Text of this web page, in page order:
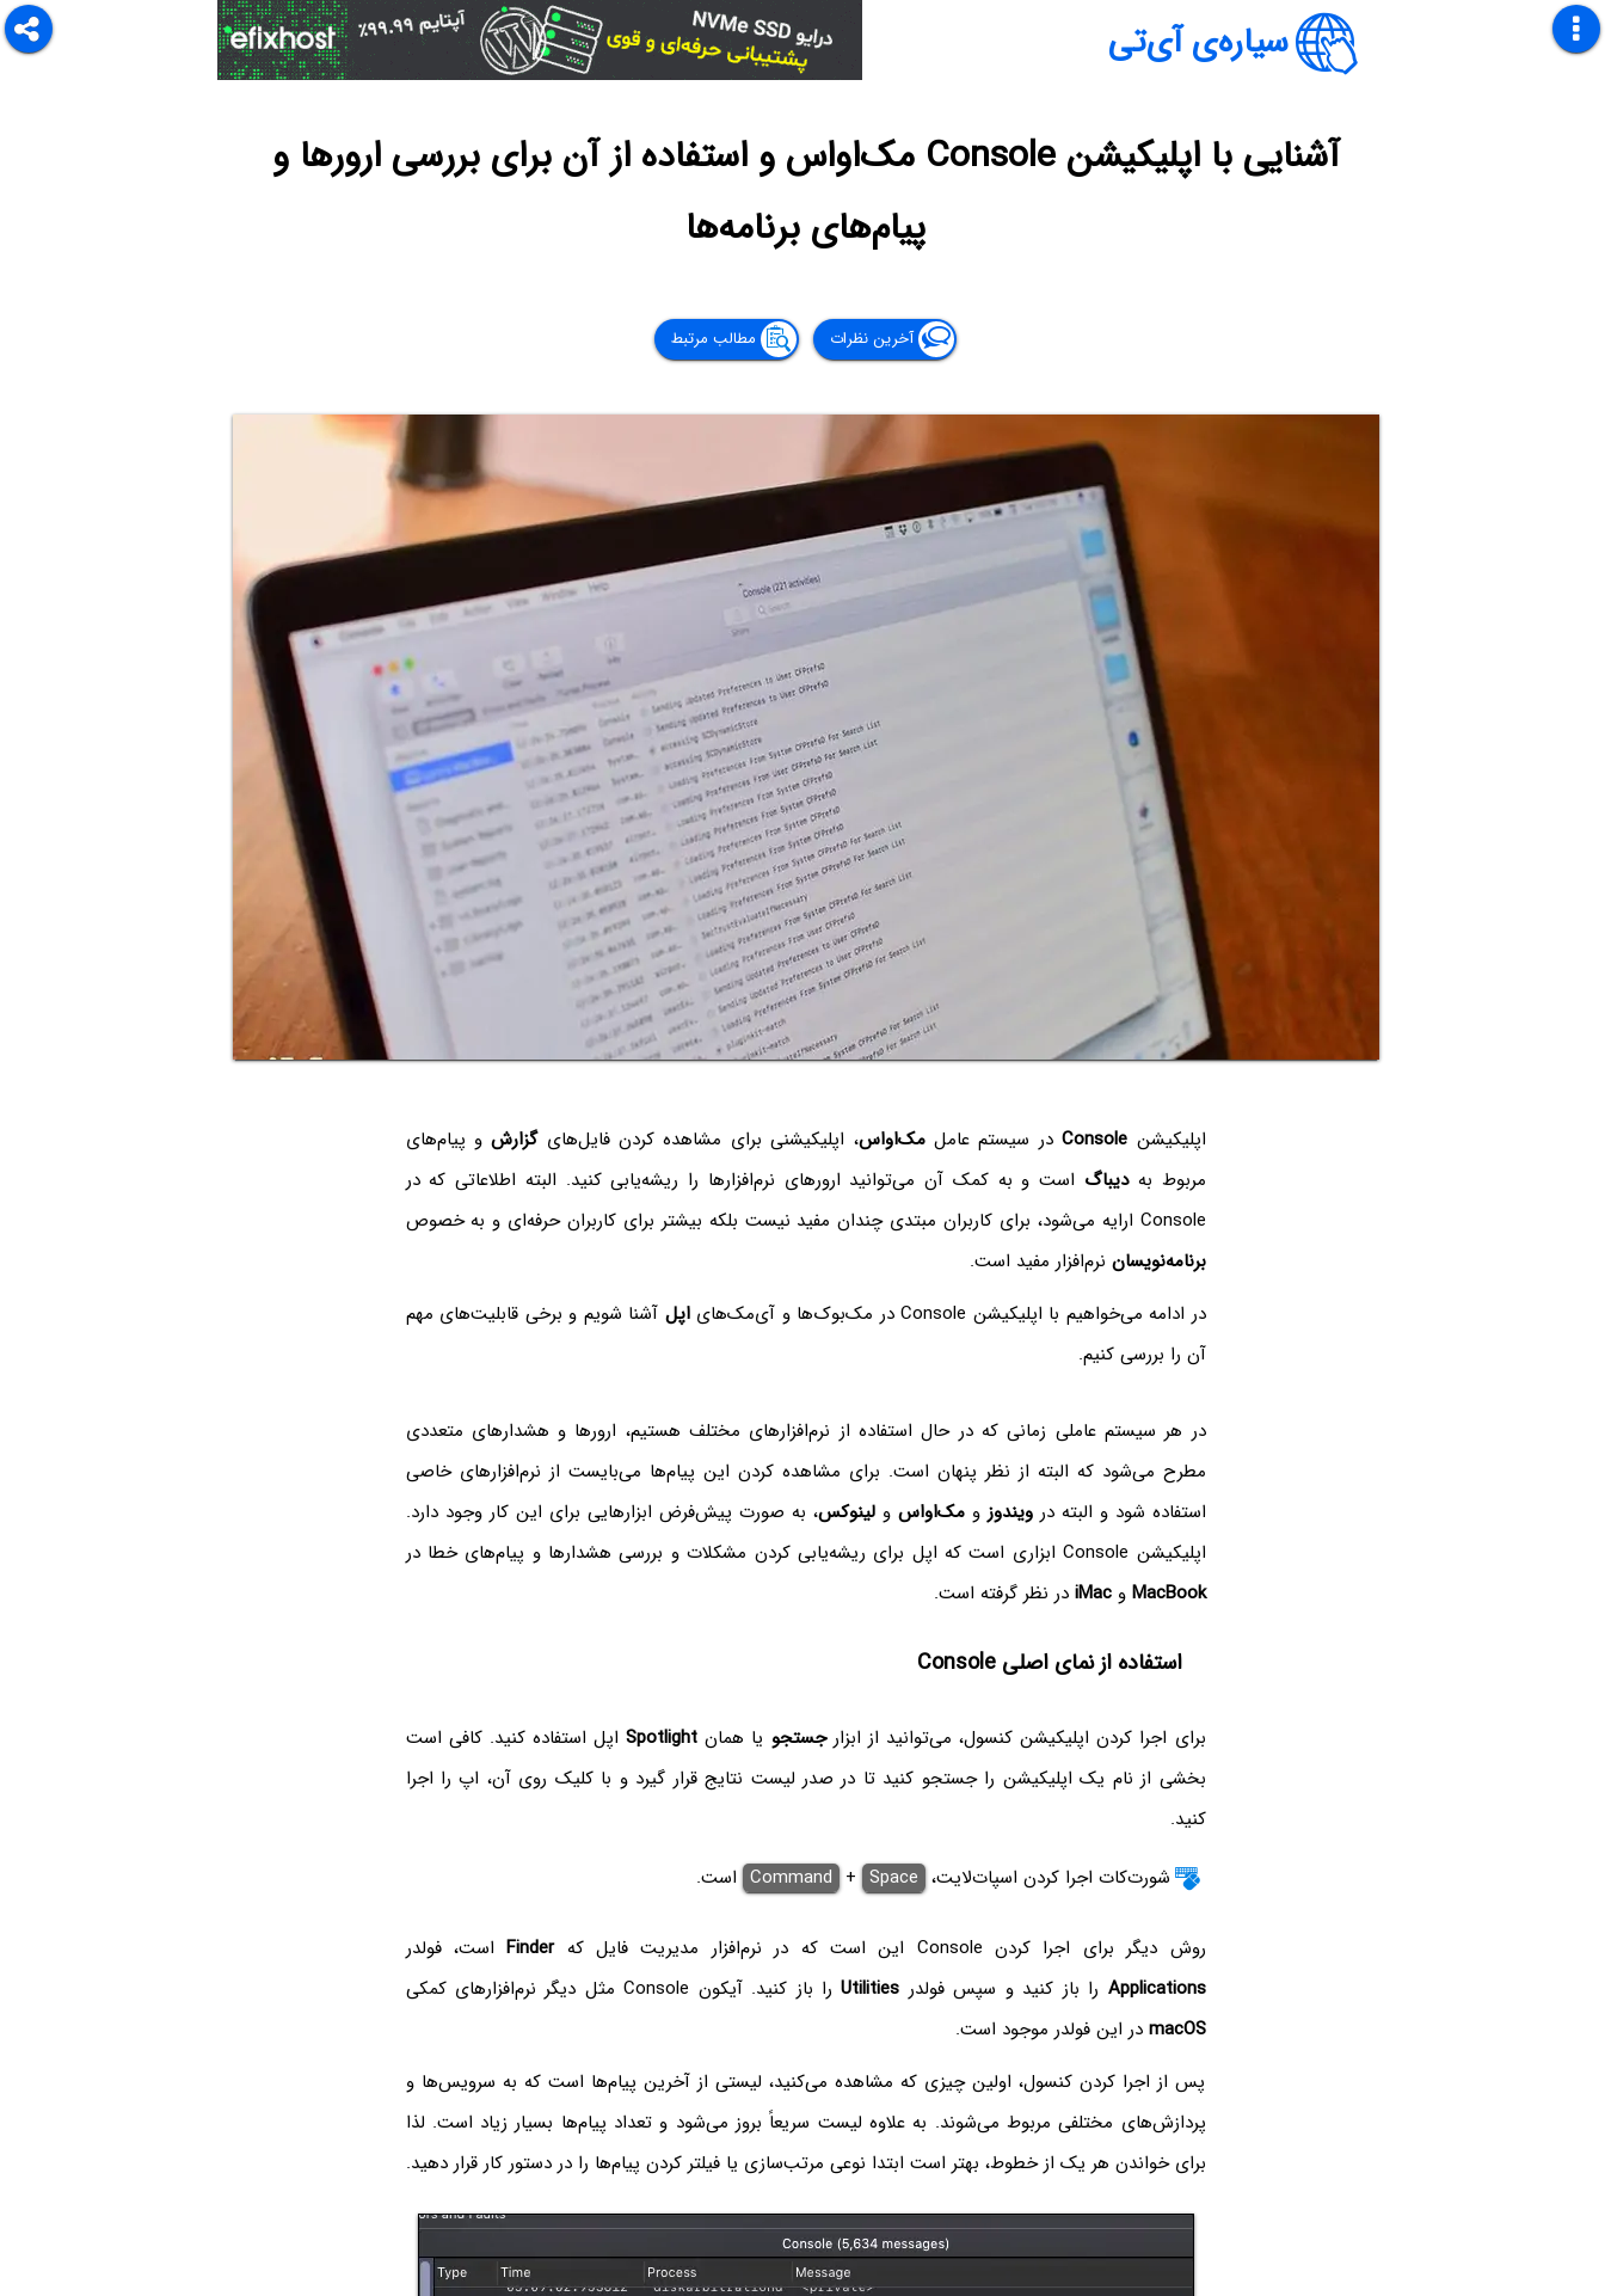
سیاره‌ی آی‌تی
آشنایی با اپلیکیشن Console مک‌او‌اس و استفاده از آن برای بررسی ارورها و
پیام‌های برنامه‌ها
آخرین نظرات مطالب مرتبط
اپلیکیشن Consoleدر سیستم عاملمک‌او‌اس، اپلیکیشنی برای مشاهده کردن فایل‌هایگزارشو پیام‌های
مربوط بهدیباگ است و به کمک آن می‌توانید ارورهای نرم‌افزارها را ریشه‌یابی کنید. البته اطلاعاتی که در
Console ارایه می‌شود، برای کاربران مبتدی چندان مفید نیست بلکه بیشتر برای کاربران حرفه‌ای و به خصوص
برنامه‌نویسان نرم‌افزار مفید است.
در ادامه می‌خواهیم با اپلیکیشن Console در مک‌بوک‌ها و آی‌مک‌های
اپل آشنا شویم و برخی قابلیت‌های مهم
آن را بررسی کنیم.
در هر سیستم عاملی زمانی که در حال استفاده از نرم‌افزارهای مختلف هستیم، ارورها و هشدارهای متعددی
مطرح می‌شود که البته از نظر پنهان است. برای مشاهده کردن این پیام‌ها می‌بایست از نرم‌افزارهای خاصی
استفاده شود و البته درویندوزومک‌او‌اس ولینوکس، به صورت پیش‌فرض ابزارهایی برای این کار وجود دارد.
اپلیکیشن Console ابزاری است که اپل برای ریشه‌یابی کردن مشکلات و بررسی هشدارها و پیام‌های خطا در
MacBook وiMac در نظر گرفته است.
استفاده از نمای اصلی Console
برای اجرا کردن اپلیکیشن کنسول، می‌توانید از ابزارجستجو یا همان Spotlightاپل استفاده کنید. کافی است
بخشی از نام یک اپلیکیشن را جستجو کنید تا در صدر لیست نتایج قرار گیرد و با کلیک روی آن، اپ را اجرا
کنید.
شورت‌کات اجرا کردن اسپات‌لایت، Command + Space است.
روش دیگر برای اجرا کردن Console این است که در نرم‌افزار مدیریت فایل که Finderاست، فولدر
Applications را باز کنید و سپس فولدر Utilitiesرا باز کنید. آیکون Console مثل دیگر نرم‌افزارهای کمکی
macOS در این فولدر موجود است.
پس از اجرا کردن کنسول، اولین چیزی که مشاهده می‌کنید، لیستی از آخرین پیام‌ها است که به سرویس‌ها و
پردازش‌های مختلفی مربوط می‌شوند. به علاوه لیست سریعاً بروز می‌شود و تعداد پیام‌ها بسیار زیاد است. لذا
برای خواندن هر یک از خطوط، بهتر است ابتدا نوعی مرتب‌سازی یا فیلتر کردن پیام‌ها را در دستور کار قرار دهید.